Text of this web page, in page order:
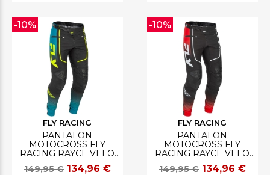
FLY RACING
PANTALON
MOTOCROSS FLY
RACING RAYCE VELO
TEAL/NOIR/LIME
149,95 € 134,96 €
-10%
FLY RACING
PANTALON
MOTOCROSS FLY
RACING RAYCE VELO
ROUGE/NOIR/BLANC
149,95 € 134,96 €
-10%